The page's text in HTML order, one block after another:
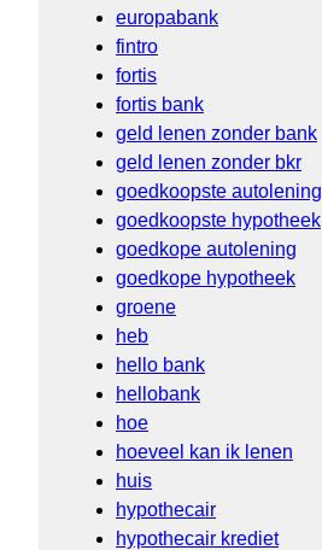
europabank
fintro
fortis
fortis bank
geld lenen zonder bank
geld lenen zonder bkr
goedkoopste autolening
goedkoopste hypotheek
goedkope autolening
goedkope hypotheek
groene
heb
hello bank
hellobank
hoe
hoeveel kan ik lenen
huis
hypothecair
hypothecair krediet